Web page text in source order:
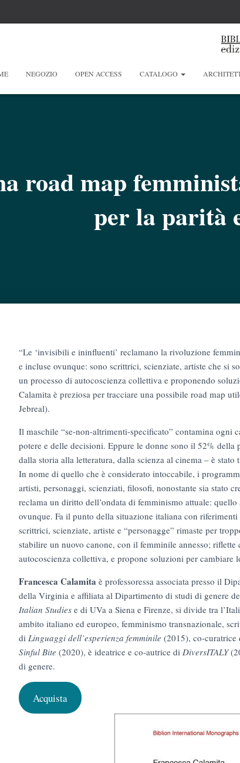
NEGOZIO OPEN ACCESS CATALOGO
road map
per la
“Le ‘invisibili e ininfluenti’ reclamano la rivoluzione
e incluse ovunque: sono scrittrici, scienziate, artiste che si
un processo di autocoscienza collettiva e proponendo
Calamita è preziosa per tracciare una possibile road map
Jebreal).
Il maschile “se-non-altrimenti-specificato” contamina ogni
potere e delle decisioni. Eppure le donne sono il 52%
dalla storia alla letteratura, dalla scienza al cinema – è
In nome di quello che è considerato intoccabile, i
artisti, personaggi, scienziati, filosofi, nonostante sia stato
reclama un diritto dell’ondata di femminismo attuale: quello
ovunque. Fa il punto della situazione italiana con
scrittrici, scienziate, artiste e “personagge” rimaste per
stabilire un nuovo canone, con il femminile annesso;
autocoscienza collettiva, e propone soluzioni per
Francesca Calamita è professoressa associata presso il
della Virginia e affiliata al Dipartimento di studi di genere
Italian Studies e di UVa a Siena e Firenze, si divide tra
ambito italiano ed europeo, femminismo transnazionale,
di Linguaggi dell’esperienza femminile (2015), co-curatrice
Sinful Bite (2020), è ideatrice e co-autrice di DiversITALY
di genere.
Acquista